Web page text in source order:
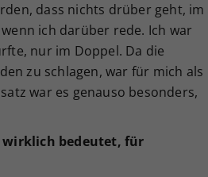
dass nichts drüber geht, im
ich darüber rede. Ich war
nur im Doppel. Da die
zu schlagen, war für mich als
war es genauso besonders,
wirklich bedeutet, für